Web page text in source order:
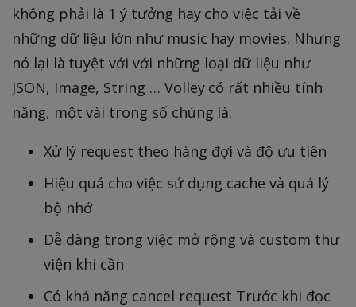
không phải là 1 ý tưởng hay cho việc tải về
những dữ liệu lớn như music hay movies. Nhưng
nó lại là tuyệt với với những loại dữ liệu như
JSON, Image, String … Volley có rất nhiều tính
năng, một vài trong số chúng là:
Xử lý request theo hàng đợi và độ ưu tiên
Hiệu quả cho việc sử dụng cache và quả lý
bộ nhớ
Dễ dàng trong việc mở rộng và custom thư
viện khi cần
Có khả năng cancel request Trước khi đọc